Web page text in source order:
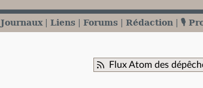
Journaux Liens Forums Rédaction 🎙️
Flux Atom des